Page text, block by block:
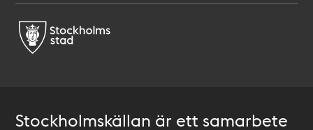
Stockholmskällan är ett samarbete